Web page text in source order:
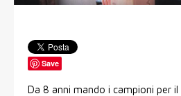
Save
Da 8 anni mando i campioni per il